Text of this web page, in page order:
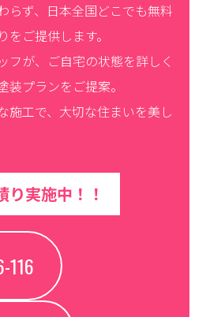
らず、日本全国どこでも無料
ご提供します。
フが、ご自宅の状態を詳しく
プランをご提案。
施工で、大切な住まいを美し
り実施中！！
116